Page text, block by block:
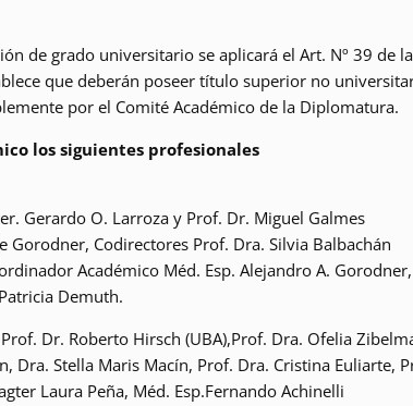
de grado universitario se aplicará el Art. Nº 39 de
que deberán poseer título superior no
por el Comité Académico de la Diplomatura.
los siguientes profesionales
Gerardo O. Larroza y Prof. Dr. Miguel Galmes
Gorodner, Codirectores Prof. Dra. Silvia Balbachán
Académico Méd. Esp. Alejandro A. Gorodner,
Demuth.
Dr. Roberto Hirsch (UBA),Prof. Dra. Ofelia
Dra. Stella Maris Macín, Prof. Dra. Cristina Euliarte,
Laura Peña, Méd. Esp.Fernando Achinelli